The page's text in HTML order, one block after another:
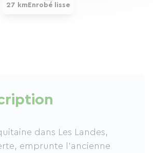
27 km Enrobé lisse
dans Les Landes,